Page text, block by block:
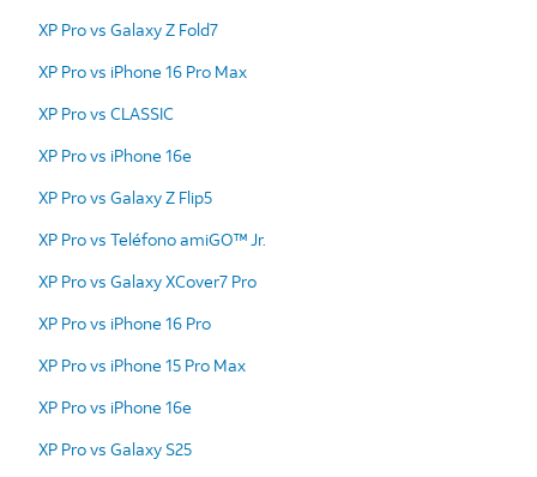
XP Pro vs Galaxy Z Fold7
XP Pro vs iPhone 16 Pro Max
XP Pro vs CLASSIC
XP Pro vs iPhone 16e
XP Pro vs Galaxy Z Flip5
XP Pro vs Teléfono amiGO™ Jr.
XP Pro vs Galaxy XCover7 Pro
XP Pro vs iPhone 16 Pro
XP Pro vs iPhone 15 Pro Max
XP Pro vs iPhone 16e
XP Pro vs Galaxy S25